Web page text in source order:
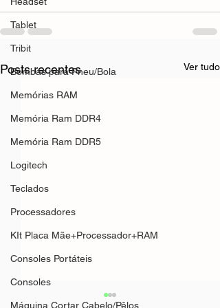
Tablet
Tribit
Bombas para Pneu/Bola
Memórias RAM
Memória Ram DDR4
Memória Ram DDR5
Logitech
Teclados
Processadores
KIt Placa Mãe+Processador+RAM
Consoles Portáteis
Consoles
Máquina Cortar Cabelo/Pêlos
Posts recentes Ver tudo